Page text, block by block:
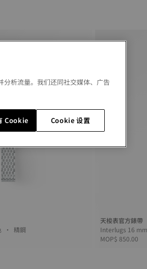
Interlugs 16 mm • 灰色 • 精鋼
天梭表官方錶帶
MOP$ 850.00
析流量。我们还同社交媒体、广告
Cookie 设置
Cookie